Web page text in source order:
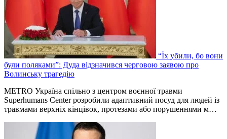
“Їх убили, бо вони
були поляками”: Дуда відзначився черговою заявою про
Волинську трагедію
METRO Україна спільно з центром воєнної травми
Superhumans Center розробили адаптивний посуд для людей із
травмами верхніх кінцівок, протезами або порушеннями м…